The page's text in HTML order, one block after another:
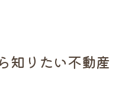
を生む不動産売却手
を実現するための流
知りたい不動産